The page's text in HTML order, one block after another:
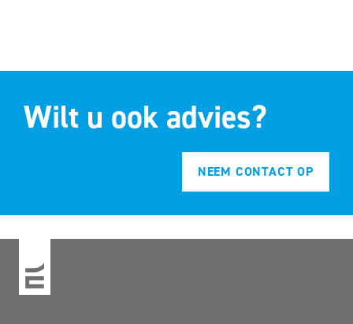
Wilt u ook advies?
NEEM CONTACT OP